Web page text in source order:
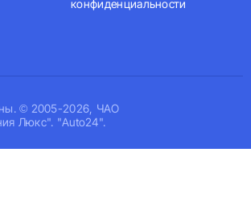
© 2005-2026, ЧАО
Люкс". "Auto24".
конфиденциальности